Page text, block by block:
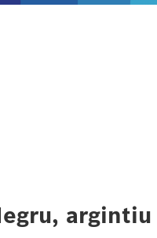
argintiu